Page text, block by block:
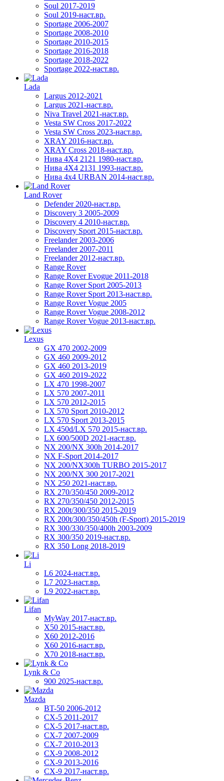
Soul 2017-2019
Soul 2019-наст.вр.
Sportage 2006-2007
Sportage 2008-2010
Sportage 2010-2015
Sportage 2016-2018
Sportage 2018-2022
Sportage 2022-наст.вр.
Lada
Largus 2012-2021
Largus 2021-наст.вр.
Niva Travel 2021-наст.вр.
Vesta SW Cross 2017-2022
Vesta SW Cross 2023-наст.вр.
XRAY 2016-наст.вр.
XRAY Cross 2018-наст.вр.
Нива 4X4 2121 1980-наст.вр.
Нива 4X4 2131 1993-наст.вр.
Нива 4х4 URBAN 2014-наст.вр.
Land Rover
Defender 2020-наст.вр.
Discovery 3 2005-2009
Discovery 4 2010-наст.вр.
Discovery Sport 2015-наст.вр.
Freelander 2003-2006
Freelander 2007-2011
Freelander 2012-наст.вр.
Range Rover
Range Rover Evogue 2011-2018
Range Rover Sport 2005-2013
Range Rover Sport 2013-наст.вр.
Range Rover Vogue 2005
Range Rover Vogue 2008-2012
Range Rover Vogue 2013-наст.вр.
Lexus
GX 470 2002-2009
GX 460 2009-2012
GX 460 2013-2019
GX 460 2019-2022
LX 470 1998-2007
LX 570 2007-2011
LX 570 2012-2015
LX 570 Sport 2010-2012
LX 570 Sport 2013-2015
LX 450d/LX 570 2015-наст.вр.
LX 600/500D 2021-наст.вр.
NX 200/NX 300h 2014-2017
NX F-Sport 2014-2017
NX 200/NX300h TURBO 2015-2017
NX 200/NX 300 2017-2021
NX 250 2021-наст.вр.
RX 270/350/450 2009-2012
RX 270/350/450 2012-2015
RX 200t/300/350 2015-2019
RX 200t/300/350/450h (F-Sport) 2015-2019
RX 300/330/350/400h 2003-2009
RX 300/350 2019-наст.вр.
RX 350 Long 2018-2019
Li
L6 2024-наст.вр.
L7 2023-наст.вр.
L9 2022-наст.вр.
Lifan
MyWay 2017-наст.вр.
X50 2015-наст.вр.
X60 2012-2016
X60 2016-наст.вр.
X70 2018-наст.вр.
Lynk & Co
900 2025-наст.вр.
Mazda
BT-50 2006-2012
CX-5 2011-2017
CX-5 2017-наст.вр.
CX-7 2007-2009
CX-7 2010-2013
CX-9 2008-2012
CX-9 2013-2016
CX-9 2017-наст.вр.